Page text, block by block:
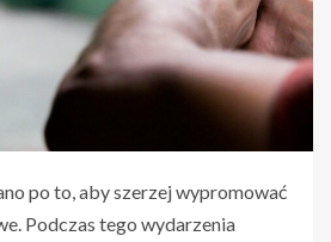
po to, aby szerzej wypromować
Podczas tego wydarzenia